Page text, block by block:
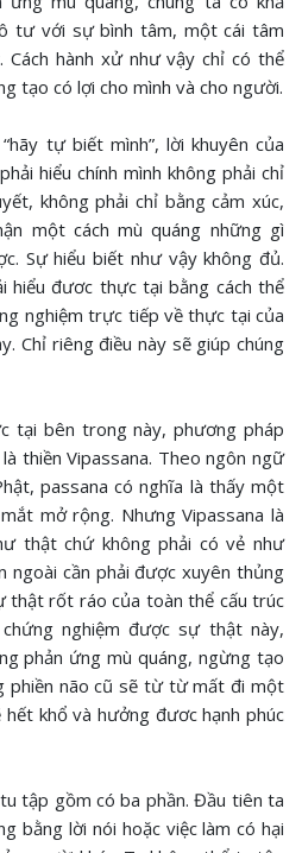
tư với sự bình tâm, một cái tâm
Cách hành xử như vậy chỉ có thể
tạo có lợi cho mình và cho người.
tự biết mình”, lời khuyên của
hiểu chính mình không phải chỉ
không phải chỉ bằng cảm xúc,
một cách mù quáng những gì
Sự hiểu biết như vậy không đủ.
hiểu đươc thực tại bằng cách thể
nghiệm trực tiếp về thực tại của
Chỉ riêng điều này sẽ giúp chúng
tại bên trong này, phương pháp
thiền Vipassana. Theo ngôn ngữ
passana có nghĩa là thấy một
mở rộng. Nhưng Vipassana là
thật chứ không phải có vẻ như
ngoài cần phải được xuyên thủng
thật rốt ráo của toàn thể cấu trúc
nghiệm được sự thật này,
phản ứng mù quáng, ngừng tạo
phiền não cũ sẽ từ từ mất đi một
hết khổ và hưởng đươc hạnh phúc
tập gồm có ba phần. Đầu tiên ta
bằng lời nói hoặc việc làm có hại